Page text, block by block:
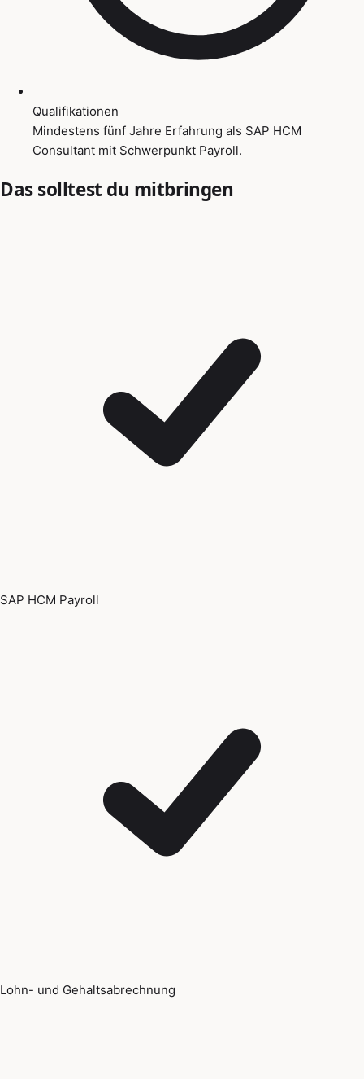
Qualifikationen
Mindestens fünf Jahre Erfahrung als SAP HCM
Consultant mit Schwerpunkt Payroll.
Das solltest du mitbringen
SAP HCM Payroll
Lohn- und Gehaltsabrechnung